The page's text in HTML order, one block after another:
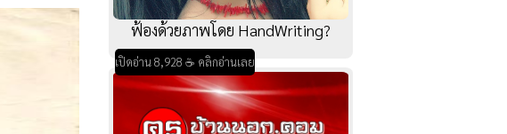
ฟ้องด้วยภาพโดย HandWriting?
เปิดอ่าน 8,928 ☕ คลิกอ่านเลย